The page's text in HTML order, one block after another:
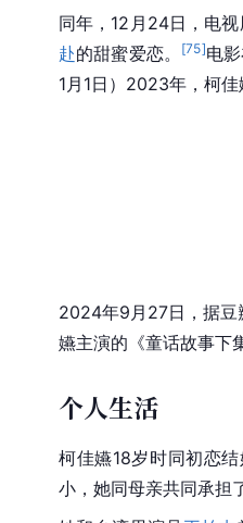
同年，12月24日，电
赴的甜蜜爱恋。 [75]电
1月1日）2023年，柯
2024年9月27日，据豆
嬿主演的《童话故事下
个人生活
柯佳嬿18岁时同初恋
小，她同母亲共同承担